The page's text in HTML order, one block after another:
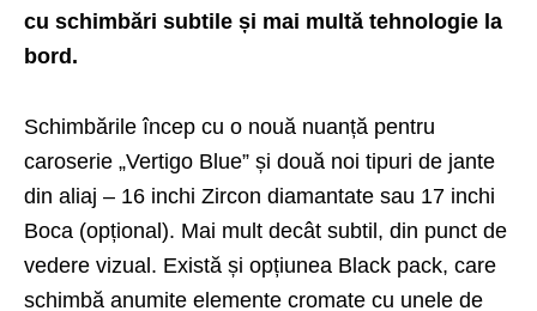
cu schimbări subtile și mai multă tehnologie la
bord.
Schimbările încep cu o nouă nuanță pentru
caroserie „Vertigo Blue” și două noi tipuri de jante
din aliaj – 16 inchi Zircon diamantate sau 17 inchi
Boca (opțional). Mai mult decât subtil, din punct de
vedere vizual. Există și opțiunea Black pack, care
schimbă anumite elemente cromate cu unele de